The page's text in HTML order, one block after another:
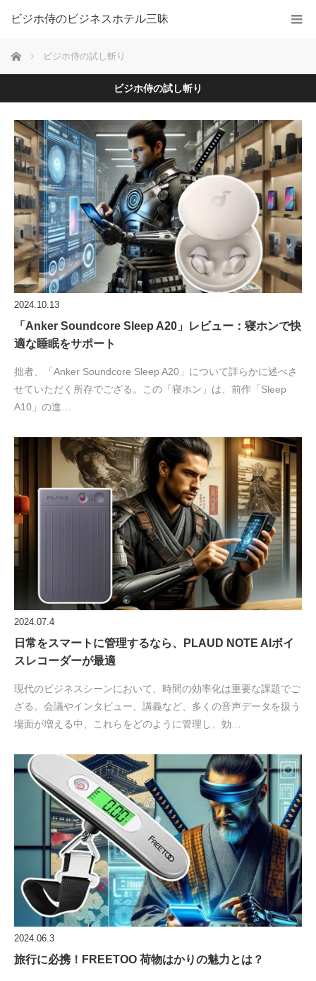
ビジホ侍のビジネスホテル三昧
ホーム ビジホ侍の試し斬り
ビジホ侍の試し斬り
2024.10.13
「Anker Soundcore Sleep A20」レビュー：寝ホンで快
適な睡眠をサポート
拙者、「Anker Soundcore Sleep A20」について詳らかに述べさ
せていただく所存でござる。この「寝ホン」は、前作「Sleep
A10」の進…
2024.07.4
日常をスマートに管理するなら、PLAUD NOTE AIボイ
スレコーダーが最適
現代のビジネスシーンにおいて、時間の効率化は重要な課題でご
ざる。会議やインタビュー、講義など、多くの音声データを扱う
場面が増える中、これらをどのように管理し、効…
2024.06.3
旅行に必携！FREETOO 荷物はかりの魅力とは？